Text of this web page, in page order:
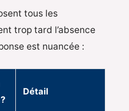
tous les
trop tard l’absence
est nuancée :
Détail